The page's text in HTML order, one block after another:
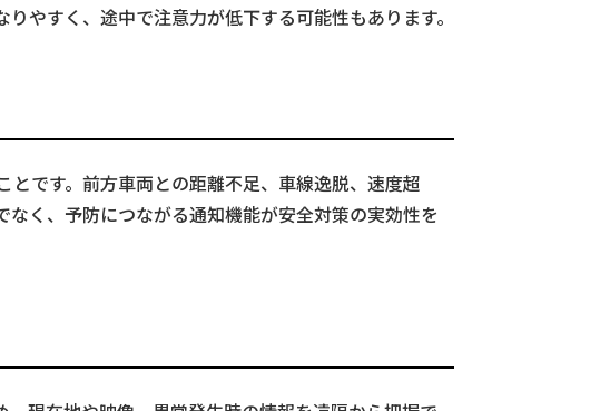
やすく、途中で注意力が低下する可能性もあります。
です。前方車両との距離不足、車線逸脱、速度超
く、予防につながる通知機能が安全対策の実効性を